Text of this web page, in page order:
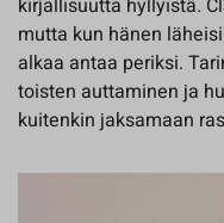
kirjallisuutta hyllyistä.
mutta kun hänen
alkaa antaa periksi.
toisten auttaminen ja
kuitenkin jaksamaan